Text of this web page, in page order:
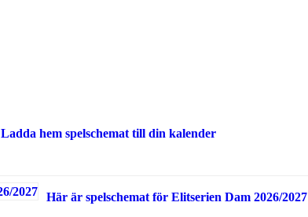
Ladda hem spelschemat till din kalender
Här är spelschemat för Elitserien Dam 2026/2027